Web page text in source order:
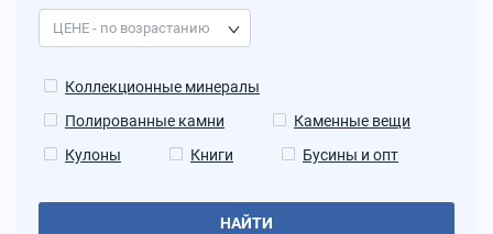
Коллекционные минералы
Полированные камни
Каменные вещи
Кулоны
Книги Бусины и опт
НАЙТИ